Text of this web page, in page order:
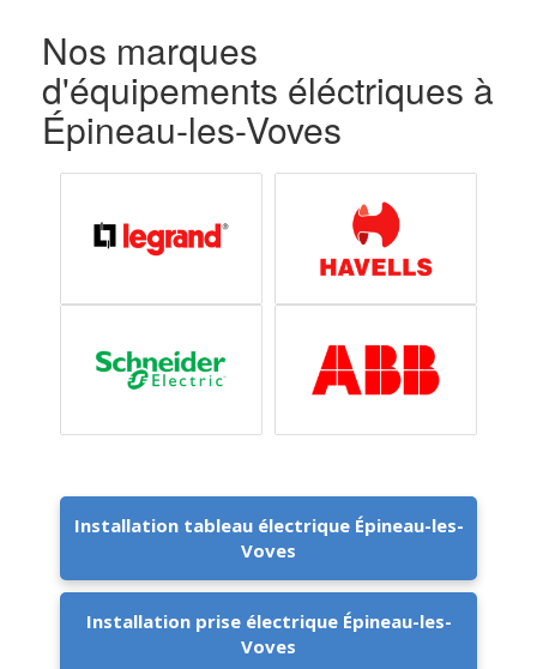
Nos marques
d'équipements éléctriques à
Épineau-les-Voves
Installation tableau électrique Épineau-les-
Voves
Installation prise électrique Épineau-les-
Voves